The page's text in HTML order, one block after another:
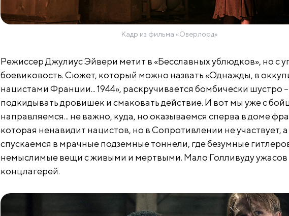
Кадр из фильма «Оверлорд»
Режиссер Джулиус Эйвери метит в «Бесславных ублюдков», но с
боевиковость. Сюжет, который можно назвать «Однажды, в
нацистами Франции... 1944», раскручивается бомбически шустро
подкидывать дровишек и смаковать действие. И вот мы уже с
направляемся... не важно, куда, но оказываемся сперва в доме
которая ненавидит нацистов, но в Сопротивлении не участвует,
спускаемся в мрачные подземные тоннели, где безумные
немыслимые вещи с живыми и мертвыми. Мало Голливуду ужасов
концлагерей.